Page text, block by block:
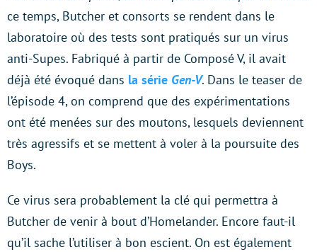
ce temps, Butcher et consorts se rendent dans le
laboratoire où des tests sont pratiqués sur un virus
anti-Supes. Fabriqué à partir de Composé V, il avait
déjà été évoqué dans la série Gen-V. Dans le teaser de
l’épisode 4, on comprend que des expérimentations
ont été menées sur des moutons, lesquels deviennent
très agressifs et se mettent à voler à la poursuite des
Boys.
Ce virus sera probablement la clé qui permettra à
Butcher de venir à bout d’Homelander. Encore faut-il
qu’il sache l’utiliser à bon escient. On est également